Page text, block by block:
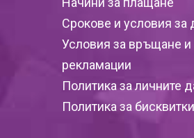
Срокове и условия за
Условия за връщане и
рекламации
Политика за личните
Политика за бисквитки